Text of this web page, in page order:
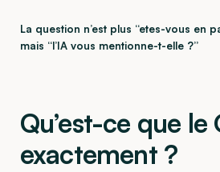
La question n’est plus “etes-vous en
mais “l’IA vous mentionne-t-elle ?”
Qu’est-ce que le
exactement ?